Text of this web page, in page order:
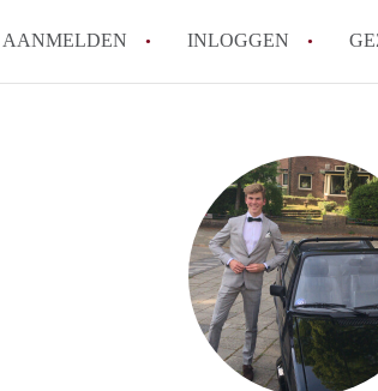
AANMELDEN INLOGGEN
How to
Wat is
Hoeveel
Wat is de
Berekent
Alle